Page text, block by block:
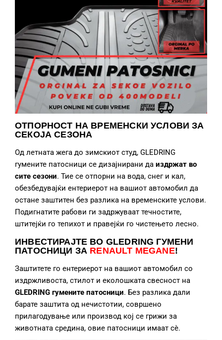
ОТПОРНОСТ НА ВРЕМЕНСКИ УСЛОВИ ЗА
СЕКОЈА СЕЗОНА
Од летната жега до зимскиот студ, GLEDRING
гумените патосници се дизајнирани да издржат во
сите сезони. Тие се отпорни на вода, снег и кал,
обезбедувајќи ентериерот на вашиот автомобил да
остане заштитен без разлика на временските услови.
Подигнатите рабови ги задржуваат течностите,
штитејќи го тепихот и правејќи го чистењето лесно.
ИНВЕСТИРАЈТЕ ВО GLEDRING ГУМЕНИ
ПАТОСНИЦИ ЗА RENAULT MEGANE!
Заштитете го ентериерот на вашиот автомобил со
издржливоста, стилот и еколошката свесност на
GLEDRING гумените патосници. Без разлика дали
барате заштита од нечистотии, совршено
прилагодување или производ кој се грижи за
животната средина, овие патосници имаат сè.